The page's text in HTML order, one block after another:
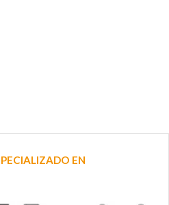
EN